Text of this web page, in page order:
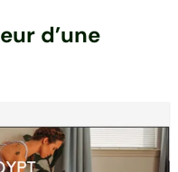
d’une